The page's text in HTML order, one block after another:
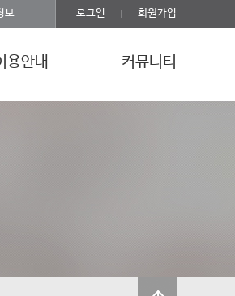
로그인 회원가입
보
용안내 커뮤니티